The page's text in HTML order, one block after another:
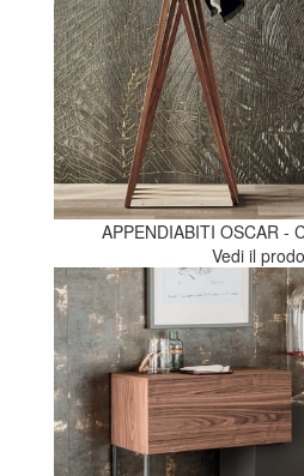
APPENDIABITI OSCAR -
Vedi il